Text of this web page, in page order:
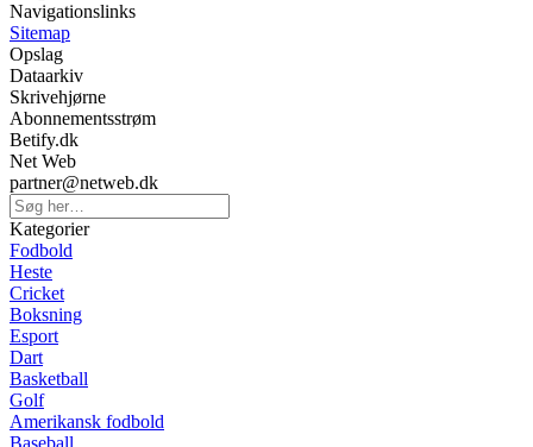
Navigationslinks
Sitemap
Opslag
Dataarkiv
Skrivehjørne
Abonnementsstrøm
Betify.dk
Net Web
partner@netweb.dk
Kategorier
Fodbold
Heste
Cricket
Boksning
Esport
Dart
Basketball
Golf
Amerikansk fodbold
Baseball